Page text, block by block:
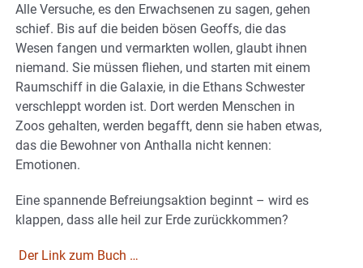
Alle Versuche, es den Erwachsenen zu sagen, gehen
schief. Bis auf die beiden bösen Geoffs, die das
Wesen fangen und vermarkten wollen, glaubt ihnen
niemand. Sie müssen fliehen, und starten mit einem
Raumschiff in die Galaxie, in die Ethans Schwester
verschleppt worden ist. Dort werden Menschen in
Zoos gehalten, werden begafft, denn sie haben etwas,
das die Bewohner von Anthalla nicht kennen:
Emotionen.
Eine spannende Befreiungsaktion beginnt – wird es
klappen, dass alle heil zur Erde zurückkommen?
Der Link zum Buch …